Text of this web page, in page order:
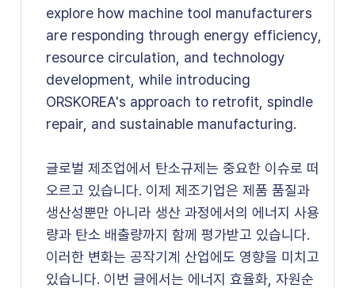
explore how machine tool manufacturers
are responding through energy efficiency,
resource circulation, and technology
development, while introducing
ORSKOREA's approach to retrofit, spindle
repair, and sustainable manufacturing.
글로벌 제조업에서 탄소규제는 중요한 이슈로 떠
오르고 있습니다. 이제 제조기업은 제품 품질과
생산성뿐만 아니라 생산 과정에서의 에너지 사용
량과 탄소 배출량까지 함께 평가받고 있습니다.
이러한 변화는 공작기계 산업에도 영향을 미치고
있습니다. 이번 글에서는 에너지 효율화, 자원순